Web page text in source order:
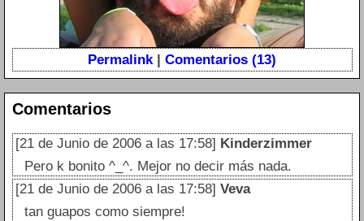
Permalink | Comentarios (13)
Comentarios
[21 de Junio de 2006 a las 17:58] Kinderzimmer
Pero k bonito ^_^. Mejor no decir más nada.
[21 de Junio de 2006 a las 17:58] Veva
tan guapos como siempre!